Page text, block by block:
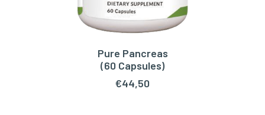
TOEVOEGEN AAN WINKELWAGEN
Pure Pancreas
(60 Capsules)
€44,50